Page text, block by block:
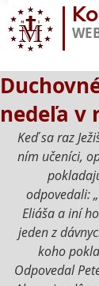
nedeľa v
Keď sa raz
ním učeníci,
odpovedali:
Eliáša a iní
jeden z
koho
Odpovedal